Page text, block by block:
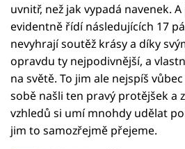
uvnitř, než jak vypadá navenek.
evidentně řídí následujících 17
nevyhrají soutěž krásy a díky
opravdu ty nejpodivnější, a
na světě. To jim ale nejspíš
sobě našli ten pravý protějšek a
vzhledů si umí mnohdy udělat
jim to samozřejmě přejeme.